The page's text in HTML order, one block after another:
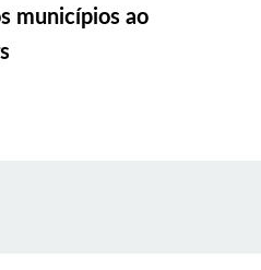
municípios ao